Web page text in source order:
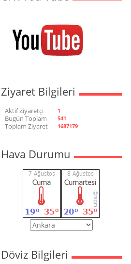
Ziyaret Bilgileri
Aktif Ziyaretçi 1
Bugün Toplam 541
Toplam Ziyaret 1687179
Hava Durumu
Döviz Bilgileri